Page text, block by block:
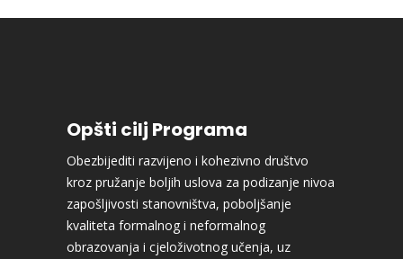
Opšti cilj Programa
Obezbijediti razvijeno i kohezivno društvo
kroz pružanje boljih uslova za podizanje nivoa
zapošljivosti stanovništva, poboljšanje
kvaliteta formalnog i neformalnog
obrazovanja i cjeloživotnog učenja, uz